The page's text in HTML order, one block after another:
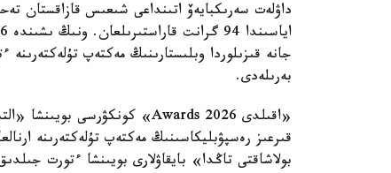
داۋلەت سەرىكبايەۆ اتىنداعى شىعىس قازاقستان
بەرىلەدى.
بولاشاقتى تاڭدا» بايقاۋلارى بويىنشا ءتورت